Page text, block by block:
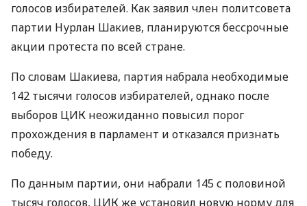
голосов избирателей. Как заявил член политсовета
партии Нурлан Шакиев, планируются бессрочные
акции протеста по всей стране.
По словам Шакиева, партия набрала необходимые
142 тысячи голосов избирателей, однако после
выборов ЦИК неожиданно повысил порог
прохождения в парламент и отказался признать
победу.
По данным партии, они набрали 145 с половиной
тысяч голосов, ЦИК же установил новую норму для